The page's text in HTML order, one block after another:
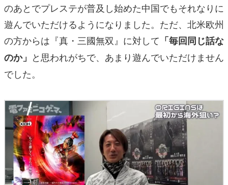
のあとでプレステが普及し始めた中国でもそれなりに
遊んでいただけるようになりました。ただ、北米欧州
の方からは『真・三國無双』に対して 「毎回同じ話な
のか」 と思われがちで、あまり遊んでいただけません
でした。